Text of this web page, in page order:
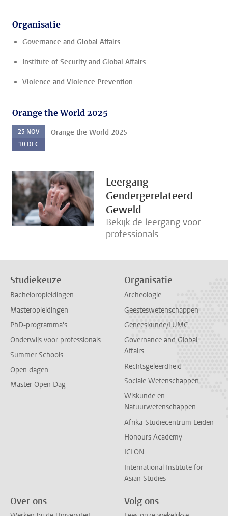
Organisatie
Governance and Global Affairs
Institute of Security and Global Affairs
Violence and Violence Prevention
Orange the World 2025
25 NOV
10 DEC
Orange the World 2025
Leergang
Gendergerelateerd
Geweld
Bekijk de leergang voor
professionals
Studiekeuze
Bacheloropleidingen
Masteropleidingen
PhD-programma's
Onderwijs voor professionals
Summer Schools
Open dagen
Master Open Dag
Organisatie
Archeologie
Geesteswetenschappen
Geneeskunde/LUMC
Governance and Global
Affairs
Rechtsgeleerdheid
Sociale Wetenschappen
Wiskunde en
Natuurwetenschappen
Afrika-Studiecentrum Leiden
Honours Academy
ICLON
International Institute for
Asian Studies
Over ons Volg ons